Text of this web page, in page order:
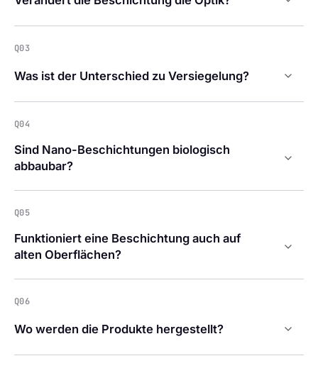
Q03
Was ist der Unterschied zu Versiegelung?
Q04
Sind Nano-Beschichtungen biologisch
abbaubar?
Q05
Funktioniert eine Beschichtung auch auf
alten Oberflächen?
Q06
Wo werden die Produkte hergestellt?